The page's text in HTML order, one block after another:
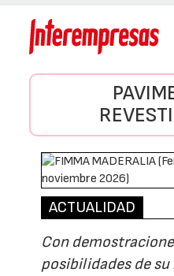
ACTUALIDAD
Con
posibilidades de